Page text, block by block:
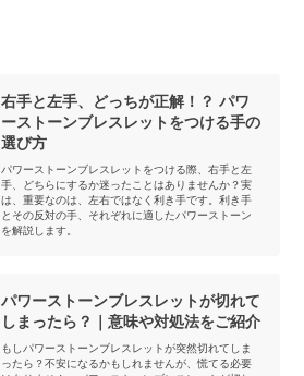
右手と左手、どっちが正解！？ パワ
ーストーンブレスレットをつける手の
選び方
パワーストーンブレスレットをつける際、右手と左
手、どちらにするか迷ったことはありませんか？実
は、重要なのは、左右ではなく利き手です。利き手
とその反対の手、それぞれに適したパワーストーン
を解説します。
パワーストーンブレスレットが切れて
しまったら？｜意味や対処法をご紹介
もしパワーストーンブレスレットが突然切れてしま
ったら？不安になるかもしれませんが、慌てる必要